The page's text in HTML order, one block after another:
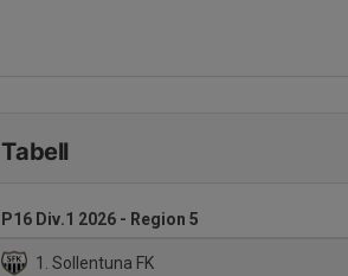
Tabell
P16 Div.1 2026 - Region 5
1. Sollentuna FK